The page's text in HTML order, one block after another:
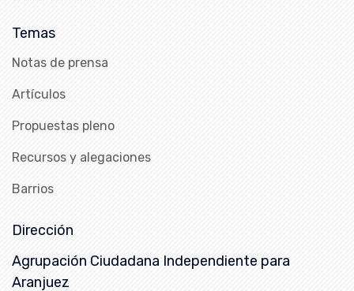
Temas
Notas de prensa
Artículos
Propuestas pleno
Recursos y alegaciones
Barrios
Dirección
Agrupación Ciudadana Independiente para
Aranjuez